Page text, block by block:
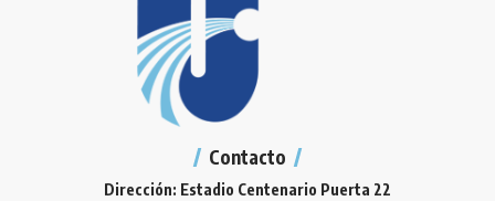
Contacto
Dirección: Estadio Centenario Puerta 22